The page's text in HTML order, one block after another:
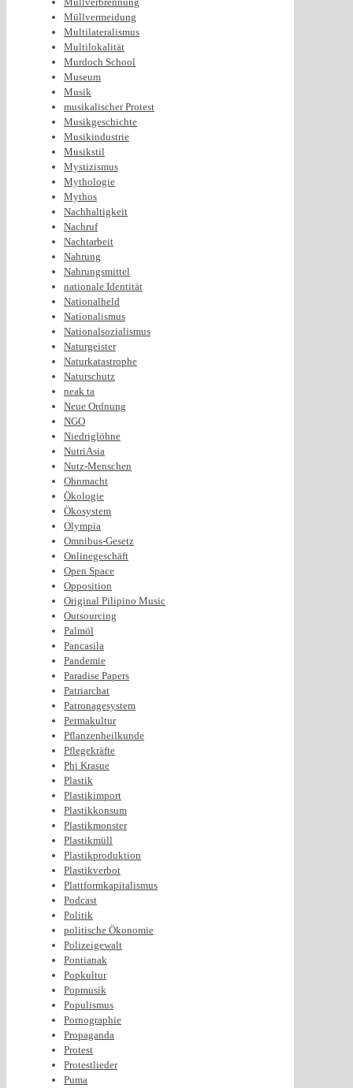
Müllvermeidung
Multilateralismus
Multilokalität
Murdoch School
Museum
Musik
musikalischer Protest
Musikgeschichte
Musikindustrie
Musikstil
Mystizismus
Mythologie
Mythos
Nachhaltigkeit
Nachruf
Nachtarbeit
Nahrung
Nahrungsmittel
nationale Identität
Nationalheld
Nationalismus
Nationalsozialismus
Naturgeister
Naturkatastrophe
Naturschutz
neak ta
Neue Ordnung
NGO
Niedriglöhne
NutriAsia
Nutz-Menschen
Ohnmacht
Ökologie
Ökosystem
Olympia
Omnibus-Gesetz
Onlinegeschäft
Open Space
Opposition
Original Pilipino Music
Outsourcing
Palmöl
Pancasila
Pandemie
Paradise Papers
Patriarchat
Patronagesystem
Permakultur
Pflanzenheilkunde
Pflegekräfte
Phi Krasue
Plastik
Plastikimport
Plastikkonsum
Plastikmonster
Plastikmüll
Plastikproduktion
Plastikverbot
Plattformkapitalismus
Podcast
Politik
politische Ökonomie
Polizeigewalt
Pontianak
Popkultur
Popmusik
Populismus
Pornographie
Propaganda
Protest
Protestlieder
Puma